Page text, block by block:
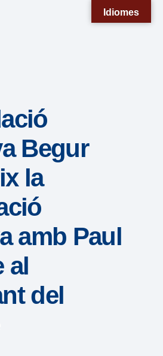
Begur
la
amb Paul
al
del
Idiomes